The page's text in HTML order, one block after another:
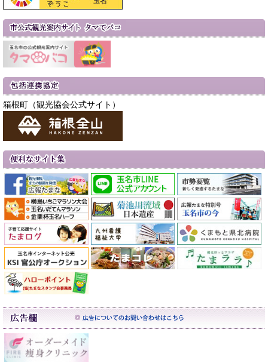
箱根町（観光協会公式サイト）